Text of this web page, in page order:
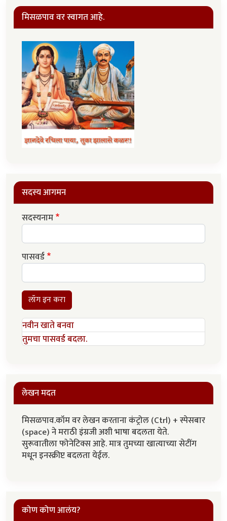
मिसळपाव वर स्वागत आहे.
सदस्य आगमन
सदस्यनाम
पासवर्ड
लॉग इन करा
नवीन खाते बनवा
तुमचा पासवर्ड बदला.
लेखन मदत
मिसळपाव.कॉम वर लेखन करताना कंट्रोल (Ctrl) + स्पेसबार
(space) ने मराठी इंग्रजी अशी भाषा बदलता येते.
सुरूवातीला फोनेटिक्स आहे. मात्र तुमच्या खात्याच्या सेटींग
मधून इनस्क्रीप्ट बदलता येईल.
कोण कोण आलंय?